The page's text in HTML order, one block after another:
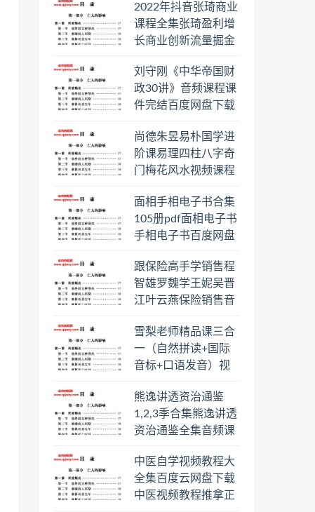
日罗盘教程百度云网
盘会员
2022年抖音张琦商业
课程全集张琦盈利增
长商业创新流量掘金
盘下载学习
刘守刚《中华帝国财
政30讲》音频课程课
件完结百度网盘下载
尚德朱昱易朴国学进
阶课易理四柱八字奇
门梅花风水视频课程
学习
面相手相电子书合集
105册pdf面相电子书
手相电子书百度网盘
跟保险高手学销售程
智雄罗魏学王妮吴晋
江叶云燕保险销售音
盘下载学习
雪梨老师精品课三合
一（自然拼读+国际
音标+口语发音）视
载学习
熊逸讲透资治通鉴
1,2,3季合集熊逸讲透
资治通鉴全集音频课
一二三辑合集百度云
网盘下载学习
中医自学视频教程大
全集百度云网盘下载
中医视频教程推拿正